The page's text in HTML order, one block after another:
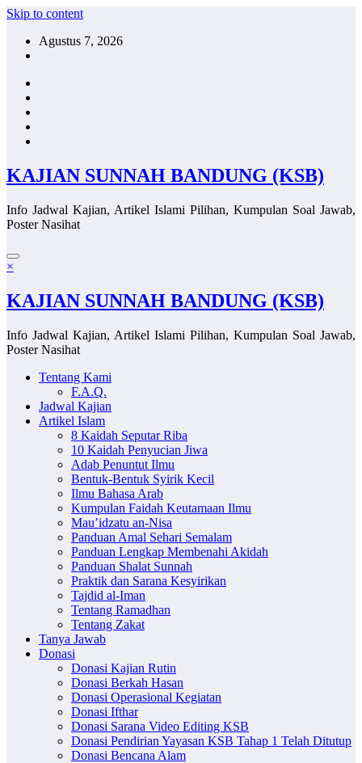
Skip to content
Agustus 7, 2026
KAJIAN SUNNAH BANDUNG (KSB)
Info Jadwal Kajian, Artikel Islami Pilihan, Kumpulan Soal Jawab,
Poster Nasihat
×
KAJIAN SUNNAH BANDUNG (KSB)
Info Jadwal Kajian, Artikel Islami Pilihan, Kumpulan Soal Jawab,
Poster Nasihat
Tentang Kami
F.A.Q.
Jadwal Kajian
Artikel Islam
8 Kaidah Seputar Riba
10 Kaidah Penyucian Jiwa
Adab Penuntut Ilmu
Bentuk-Bentuk Syirik Kecil
Ilmu Bahasa Arab
Kumpulan Faidah Keutamaan Ilmu
Mau’idzatu an-Nisa
Panduan Amal Sehari Semalam
Panduan Lengkap Membenahi Akidah
Panduan Shalat Sunnah
Praktik dan Sarana Kesyirikan
Tajdid al-Iman
Tentang Ramadhan
Tentang Zakat
Tanya Jawab
Donasi
Donasi Kajian Rutin
Donasi Berkah Hasan
Donasi Operasional Kegiatan
Donasi Ifthar
Donasi Sarana Video Editing KSB
Donasi Pendirian Yayasan KSB Tahap 1 Telah Ditutup
Donasi Bencana Alam